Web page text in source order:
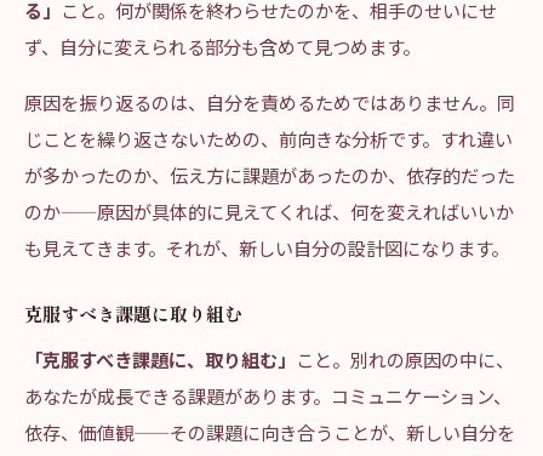
る」 こと。何が関係を終わらせたのかを、相手のせいにせ
ず、自分に変えられる部分も含めて見つめます。
原因を振り返るのは、自分を責めるためではありません。同
じことを繰り返さないための、前向きな分析です。すれ違い
が多かったのか、伝え方に課題があったのか、依存的だった
のか——原因が具体的に見えてくれば、何を変えればいいか
も見えてきます。それが、新しい自分の設計図になります。
克服すべき課題に取り組む
「克服すべき課題に、取り組む」 こと。別れの原因の中に、
あなたが成長できる課題があります。コミュニケーション、
依存、価値観——その課題に向き合うことが、新しい自分を